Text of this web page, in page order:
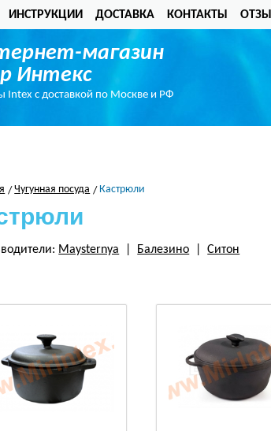
ИНСТРУКЦИИ ДОСТАВКА КОНТАКТЫ
магазин
Интекс
Intex с доставкой по Москве и РФ
Чугунная посуда Кастрюли
Maysternya Балезино Ситон